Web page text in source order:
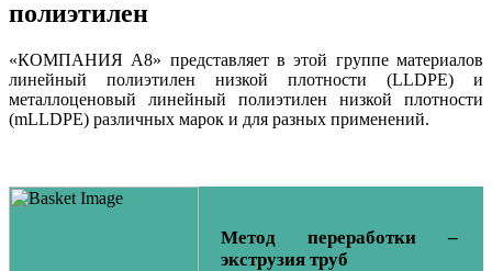
полиэтилен
«КОМПАНИЯ А8» представляет в этой группе материалов
линейный полиэтилен низкой плотности (LLDPE) и
металлоценовый линейный полиэтилен низкой плотности
(mLLDPE) различных марок и для разных применений.
Метод переработки –
экструзия труб